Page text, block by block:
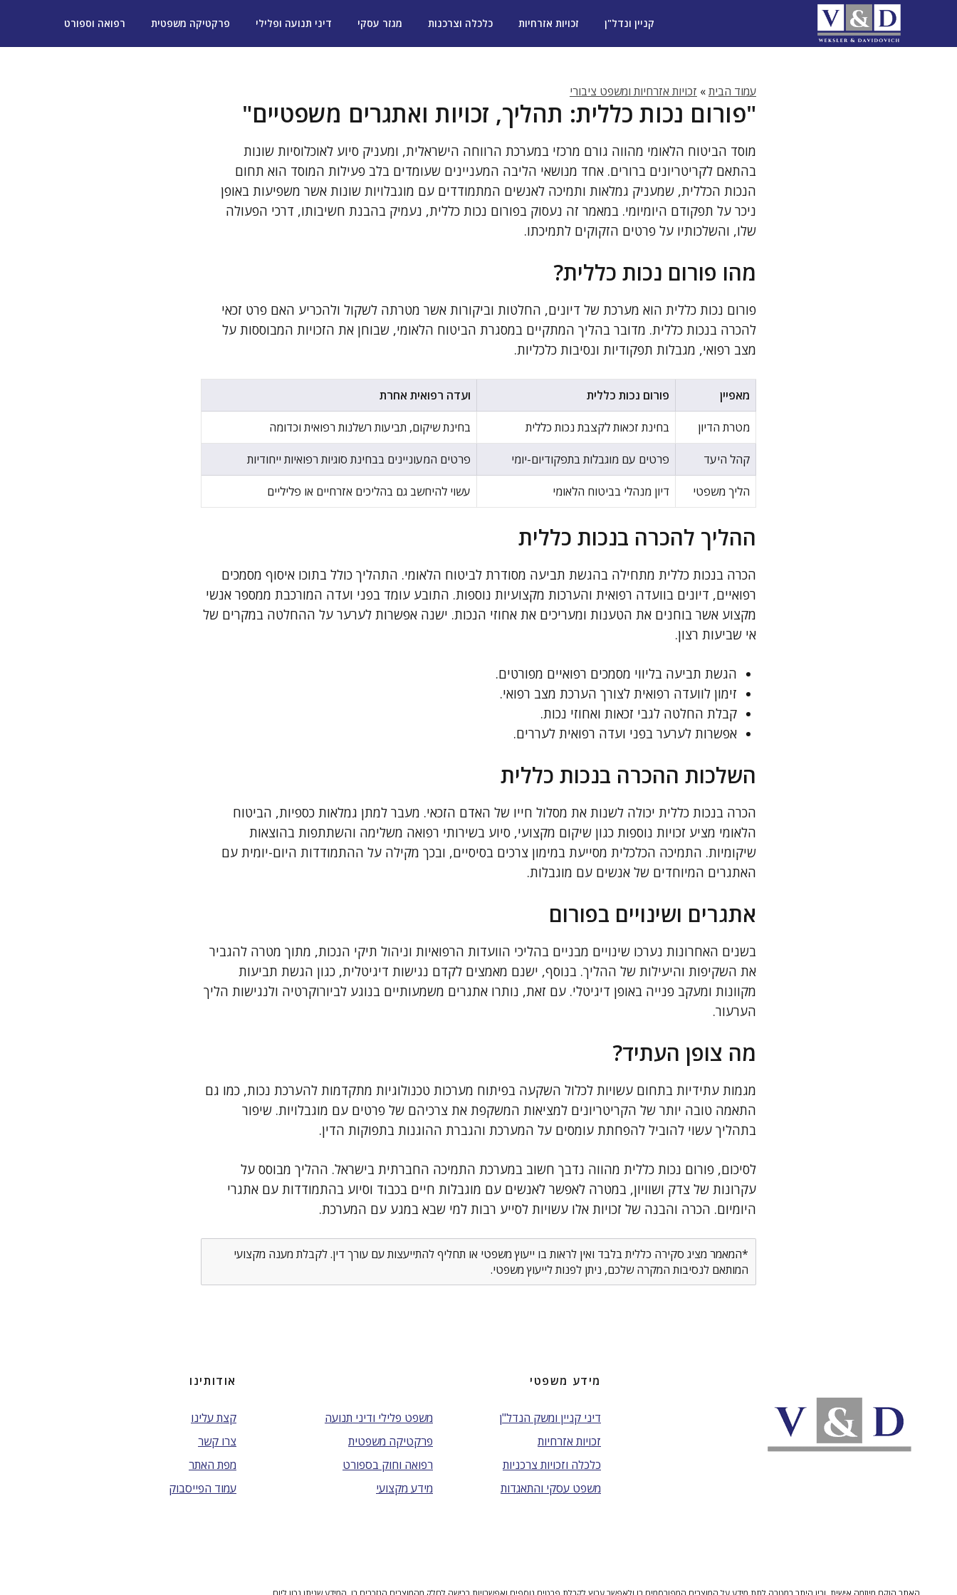
קניין ונדל"ן זכויות אזרחיות כלכלה וצרכנות מגזר עסקי דיני תנועה ופלילי פרקטיקה משפטית רפואה וספורט
עמוד הבית» זכויות אזרחיות ומשפט ציבורי
"פורום נכות כללית: תהליך, זכויות ואתגרים משפטיים"
מוסד הביטוח הלאומי מהווה גורם מרכזי במערכת הרווחה הישראלית, ומעניק סיוע לאוכלוסיות שונות
בהתאם לקריטריונים ברורים. אחד מנושאי הליבה המעניינים שעומדים בלב פעילות המוסד הוא תחום
הנכות הכללית, שמעניק גמלאות ותמיכה לאנשים המתמודדים עם מוגבלויות שונות אשר משפיעות באופן
ניכר על תפקודם היומיומי. במאמר זה נעסוק בפורום נכות כללית, נעמיק בהבנת חשיבותו, דרכי הפעולה
שלו, והשלכותיו על פרטים הזקוקים לתמיכתו.
מהו פורום נכות כללית?
פורום נכות כללית הוא מערכת של דיונים, החלטות וביקורות אשר מטרתה לשקול ולהכריע האם פרט זכאי
להכרה בנכות כללית. מדובר בהליך המתקיים במסגרת הביטוח הלאומי, שבוחן את הזכויות המבוססות על
מצב רפואי, מגבלות תפקודיות ונסיבות כלכליות.
מאפיין פורום נכות כללית ועדה רפואית אחרת
מטרת הדיון בחינת זכאות לקצבת נכות כללית בחינת שיקום, תביעות רשלנות רפואית וכדומה
קהל היעד פרטים עם מוגבלות בתפקודיום-יומי פרטים המעוניינים בבחינת סוגיות רפואיות ייחודיות
הליך משפטי דיון מנהלי בביטוח הלאומי עשוי להיחשב גם בהליכים אזרחיים או פליליים
ההליך להכרה בנכות כללית
הכרה בנכות כללית מתחילה בהגשת תביעה מסודרת לביטוח הלאומי. התהליך כולל בתוכו איסוף מסמכים
רפואיים, דיונים בוועדה רפואית והערכות מקצועיות נוספות. התובע עומד בפני ועדה המורכבת ממספר אנשי
מקצוע אשר בוחנים את הטענות ומעריכים את אחוזי הנכות. ישנה אפשרות לערער על ההחלטה במקרים של
אי שביעות רצון.
הגשת תביעה בליווי מסמכים רפואיים מפורטים.
זימון לוועדה רפואית לצורך הערכת מצב רפואי.
קבלת החלטה לגבי זכאות ואחוזי נכות.
אפשרות לערער בפני ועדה רפואית לעררים.
השלכות ההכרה בנכות כללית
הכרה בנכות כללית יכולה לשנות את מסלול חייו של האדם הזכאי. מעבר למתן גמלאות כספיות, הביטוח
הלאומי מציע זכויות נוספות כגון שיקום מקצועי, סיוע בשירותי רפואה משלימה והשתתפות בהוצאות
שיקומיות. התמיכה הכלכלית מסייעת במימון צרכים בסיסיים, ובכך מקילה על ההתמודדות היום-יומית עם
האתגרים המיוחדים של אנשים עם מוגבלות.
אתגרים ושינויים בפורום
בשנים האחרונות נערכו שינויים מבניים בהליכי הוועדות הרפואיות וניהול תיקי הנכות, מתוך מטרה להגביר
את השקיפות והיעילות של ההליך. בנוסף, ישנם מאמצים לקדם נגישות דיגיטלית, כגון הגשת תביעות
מקוונות ומעקב פנייה באופן דיגיטלי. עם זאת, נותרו אתגרים משמעותיים בנוגע לביורוקרטיה ולנגישות הליך
הערעור.
מה צופן העתיד?
מגמות עתידיות בתחום עשויות לכלול השקעה בפיתוח מערכות טכנולוגיות מתקדמות להערכת נכות, כמו גם
התאמה טובה יותר של הקריטריונים למציאות המשקפת את צרכיהם של פרטים עם מוגבלויות. שיפור
בתהליך עשוי להוביל להפחתת עומסים על המערכת והגברת ההוגנות בתפוקות הדין.
לסיכום, פורום נכות כללית מהווה נדבך חשוב במערכת התמיכה החברתית בישראל. ההליך מבוסס על
עקרונות של צדק ושוויון, במטרה לאפשר לאנשים עם מוגבלות חיים בכבוד וסיוע בהתמודדות עם אתגרי
היומיום. הכרה והבנה של זכויות אלו עשויות לסייע רבות למי שבא במגע עם המערכת.
*המאמר מציג סקירה כללית בלבד ואין לראות בו ייעוץ משפטי או תחליף להתייעצות עם עורך דין. לקבלת מענה מקצועי
המותאם לנסיבות המקרה שלכם, ניתן לפנות לייעוץ משפטי.
מידע משפטי
דיני קניין ומשק הנדל"ן
זכויות אזרחיות
כלכלה וזכויות צרכניות
משפט עסקי והתאגדות
משפט פלילי ודיני תנועה
פרקטיקה משפטית
רפואה וחוק בספורט
מידע מקצועי
אודותינו
קצת עלינו
צרו קשר
מפת האתר
עמוד הפייסבוק